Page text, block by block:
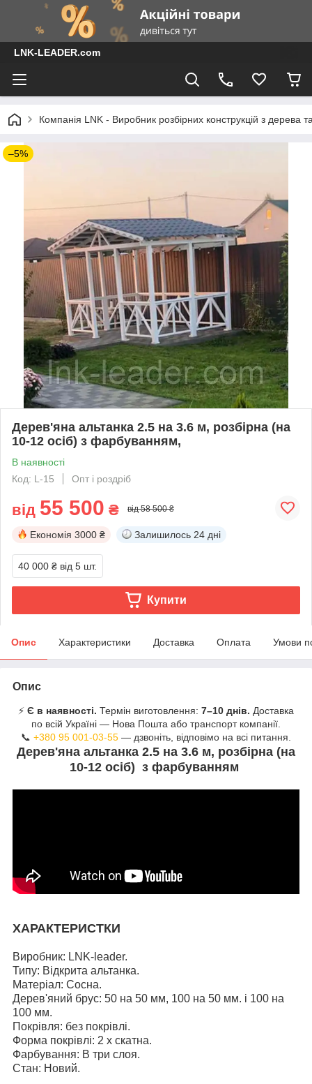
LNK-LEADER.com
Компанія LNK - Виробник розбірних конструкцій з дерева
–5%
Дерев'яна альтанка 2.5 на 3.6 м, розбірна (на
10-12 осіб) з фарбуванням,
В наявності
Код: L-15
Опт і роздріб
від 55 500 ₴ від 58 500 ₴
Економія 3000 ₴ Залишилось 24 дні
40 000 ₴ від 5 шт.
Купити
Опис Характеристики Доставка Оплата Умови
Опис
⚡ Є в наявності. Термін виготовлення: 7–10 днів. Доставка
по всій Україні — Нова Пошта або транспорт компанії.
📞 +380 95 001-03-55 — дзвоніть, відповімо на всі питання.
Дерев'яна альтанка 2.5 на 3.6 м, розбірна (на
10-12 осіб) з фарбуванням
ХАРАКТЕРИСТКИ
Виробник: LNK-leader.
Типу: Відкрита альтанка.
Матеріал: Сосна.
Дерев'яний брус: 50 на 50 мм, 100 на 50 мм. і 100 на
100 мм.
Покрівля: без покрівлі.
Форма покрівлі: 2 х скатна.
Фарбування: В три слоя.
Стан: Новий.